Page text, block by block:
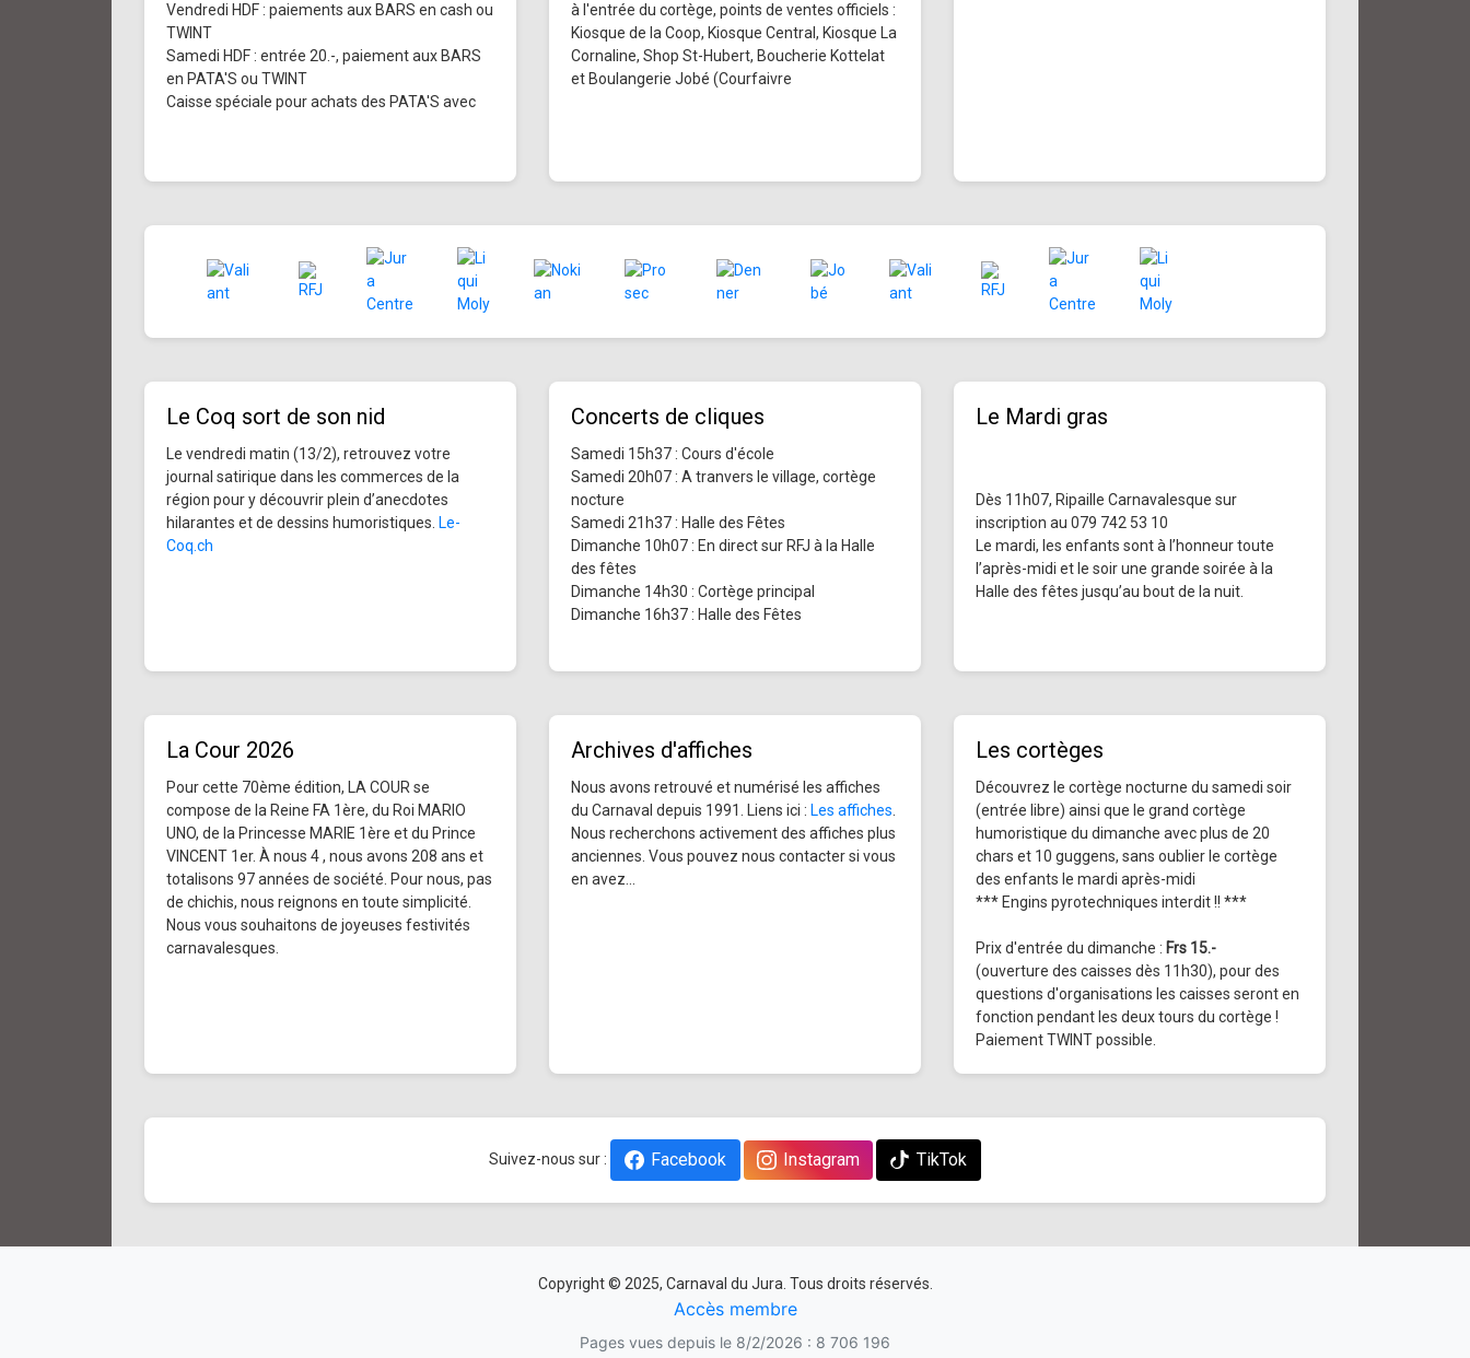
Vendredi HDF : paiements aux BARS en cash ou
TWINT
Samedi HDF : entrée 20.-, paiement aux BARS
en PATA'S ou TWINT
Caisse spéciale pour achats des PATA'S avec
à l'entrée du cortège, points de ventes officiels :
Kiosque de la Coop, Kiosque Central, Kiosque La
Cornaline, Shop St-Hubert, Boucherie Kottelat
et Boulangerie Jobé (Courfaivre
Le Coq sort de son nid
Le vendredi matin (13/2), retrouvez votre
journal satirique dans les commerces de la
région pour y découvrir plein d’anecdotes
hilarantes et de dessins humoristiques. Le-
Coq.ch
Concerts de cliques
Samedi 15h37 : Cours d'école
Samedi 20h07 : A tranvers le village, cortège
nocture
Samedi 21h37 : Halle des Fêtes
Dimanche 10h07 : En direct sur RFJ à la Halle
des fêtes
Dimanche 14h30 : Cortège principal
Dimanche 16h37 : Halle des Fêtes
Le Mardi gras
Dès 11h07, Ripaille Carnavalesque sur
inscription au 079 742 53 10
Le mardi, les enfants sont à l’honneur toute
l’après-midi et le soir une grande soirée à la
Halle des fêtes jusqu’au bout de la nuit.
La Cour 2026
Pour cette 70ème édition, LA COUR se
compose de la Reine FA 1ère, du Roi MARIO
UNO, de la Princesse MARIE 1ère et du Prince
VINCENT 1er. À nous 4 , nous avons 208 ans et
totalisons 97 années de société. Pour nous, pas
de chichis, nous reignons en toute simplicité.
Nous vous souhaitons de joyeuses festivités
carnavalesques.
Archives d'affiches
Nous avons retrouvé et numérisé les affiches
du Carnaval depuis 1991. Liens ici : Les affiches
Nous recherchons activement des affiches plus
anciennes. Vous pouvez nous contacter si vous
en avez...
Les cortèges
Découvrez le cortège nocturne du samedi soir
(entrée libre) ainsi que le grand cortège
humoristique du dimanche avec plus de 20
chars et 10 guggens, sans oublier le cortège
des enfants le mardi après-midi
*** Engins pyrotechniques interdit !! ***
Prix d'entrée du dimanche : Frs 15.-
(ouverture des caisses dès 11h30), pour des
questions d'organisations les caisses seront en
fonction pendant les deux tours du cortège !
Paiement TWINT possible.
Suivez-nous sur : Facebook Instagram TikTok
Copyright © 2025, Carnaval du Jura. Tous droits réservés.
Accès membre
Pages vues depuis le 8/2/2026 : 8 706 196